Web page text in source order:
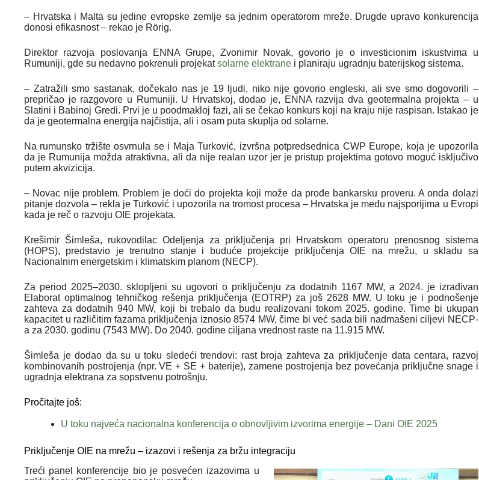
– Hrvatska i Malta su jedine evropske zemlje sa jednim operatorom mreže. Drugde upravo konkurencija
donosi efikasnost – rekao je Rörig.
Direktor razvoja poslovanja ENNA Grupe, Zvonimir Novak, govorio je o investicionim iskustvima u
Rumuniji, gde su nedavno pokrenuli projekatsolarne elektrane i planiraju ugradnju baterijskog sistema.
– Zatražili smo sastanak, dočekalo nas je 19 ljudi, niko nije govorio engleski, ali sve smo dogovorili –
prepričao je razgovore u Rumuniji. U Hrvatskoj, dodao je, ENNA razvija dva geotermalna projekta – u
Slatini i Babinoj Gredi. Prvi je u poodmakloj fazi, ali se čekao konkurs koji na kraju nije raspisan. Istakao je
da je geotermalna energija najčistija, ali i osam puta skuplja od solarne.
Na rumunsko tržište osvrnula se i Maja Turković, izvršna potpredsednica CWP Europe, koja je upozorila
da je Rumunija možda atraktivna, ali da nije realan uzor jer je pristup projektima gotovo moguć isključivo
putem akvizicija.
– Novac nije problem. Problem je doći do projekta koji može da prođe bankarsku proveru. A onda dolazi
pitanje dozvola – rekla je Turković i upozorila na tromost procesa – Hrvatska je među najsporijima u Evropi
kada je reč o razvoju OIE projekata.
Krešimir Šimleša, rukovodilac Odeljenja za priključenja pri Hrvatskom operatoru prenosnog sistema
(HOPS), predstavio je trenutno stanje i buduće projekcije priključenja OIE na mrežu, u skladu sa
Nacionalnim energetskim i klimatskim planom (NECP).
Za period 2025–2030. sklopljeni su ugovori o priključenju za dodatnih 1167 MW, a 2024. je izrađivan
Elaborat optimalnog tehničkog rešenja priključenja (EOTRP) za još 2628 MW. U toku je i podnošenje
zahteva za dodatnih 940 MW, koji bi trebalo da budu realizovani tokom 2025. godine. Time bi ukupan
kapacitet u različitim fazama priključenja iznosio 8574 MW, čime bi već sada bili nadmašeni ciljevi NECP-
a za 2030. godinu (7543 MW). Do 2040. godine ciljana vrednost raste na 11.915 MW.
Šimleša je dodao da su u toku sledeći trendovi: rast broja zahteva za priključenje data centara, razvoj
kombinovanih postrojenja (npr. VE + SE + baterije), zamene postrojenja bez povećanja priključne snage i
ugradnja elektrana za sopstvenu potrošnju.
Pročitajte još:
U toku najveća nacionalna konferencija o obnovljivim izvorima energije – Dani OIE 2025
Priključenje OIE na mrežu – izazovi i rešenja za bržu integraciju
Treći panel konferencije bio je posvećen izazovima u